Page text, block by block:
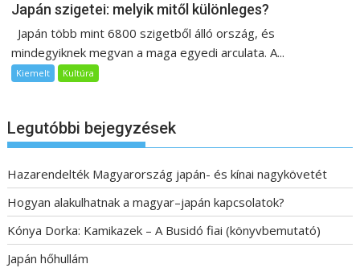
Japán szigetei: melyik mitől különleges?
Japán több mint 6800 szigetből álló ország, és
mindegyiknek megvan a maga egyedi arculata. A...
Kiemelt Kultúra
Legutóbbi bejegyzések
Hazarendelték Magyarország japán- és kínai nagykövetét
Hogyan alakulhatnak a magyar–japán kapcsolatok?
Kónya Dorka: Kamikazek – A Busidó fiai (könyvbemutató)
Japán hőhullám